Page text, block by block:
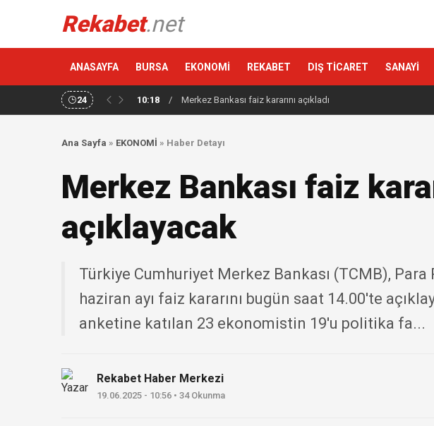
Rekabet.net
ANASAYFA BURSA EKONOMİ REKABET DIŞ TİCARET SANAYİ
24 10:18 / Merkez Bankası faiz kararını açıkladı
Ana Sayfa » EKONOMİ » Haber Detayı
Merkez Bankası faiz
açıklayacak
Türkiye Cumhuriyet Merkez Bankası (TCMB), Para
haziran ayı faiz kararını bugün saat 14.00'te
anketine katılan 23 ekonomistin 19'u politika fa...
Rekabet Haber Merkezi
19.06.2025 - 10:56 • 34 Okunma